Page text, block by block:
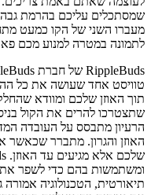
שמסתכלים עליכם בהרמת
מעברו השני של הקו כמעט
לתמונה במטרה למנוע מכם
טוויסט אחד שעושה את כל
תוך האוזן שלכם ומוודא
שתצטרכו להרים את הקול
הרעיון מתבסס על העובדה
האוזן והגרון. מתברר שכאשר
ומשתמשות בהם כדי לשפר
תיאורטית, הטכנולוגיה